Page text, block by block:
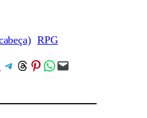
RPG
Share on Telegram
Share on Threads
Share on Pinterest
Share on WhatsApp
Email this Page